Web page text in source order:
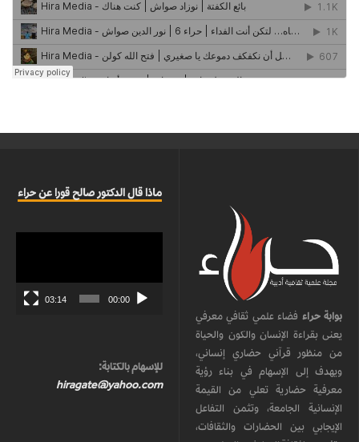
بوابة حراء فضاء علمي ثقافي معرفي
يعنى بقراءة الإنسان والكون والحياة
من منظور قرآني حضاري إنساني،
ويهدف إلى الإسهام في بناء رؤية
معرفية حضارية تعلي من القيمة
الإنسانية الجامعة، وتثمن التفاعل
الإيجابي بين الحضارات والثقافات،
ماذا قال الدكتور صالح قورا عن حراء
00:00
03:14
للإسهام بالكتابة:
hiragate@yahoo.com